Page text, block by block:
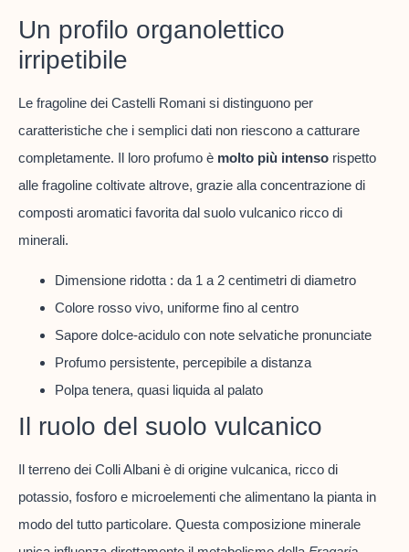
Un profilo organolettico
irripetibile
Le fragoline dei Castelli Romani si distinguono per
caratteristiche che i semplici dati non riescono a catturare
completamente. Il loro profumo è molto più intenso rispetto
alle fragoline coltivate altrove, grazie alla concentrazione di
composti aromatici favorita dal suolo vulcanico ricco di
minerali.
Dimensione ridotta : da 1 a 2 centimetri di diametro
Colore rosso vivo, uniforme fino al centro
Sapore dolce-acidulo con note selvatiche pronunciate
Profumo persistente, percepibile a distanza
Polpa tenera, quasi liquida al palato
Il ruolo del suolo vulcanico
Il terreno dei Colli Albani è di origine vulcanica, ricco di
potassio, fosforo e microelementi che alimentano la pianta in
modo del tutto particolare. Questa composizione minerale